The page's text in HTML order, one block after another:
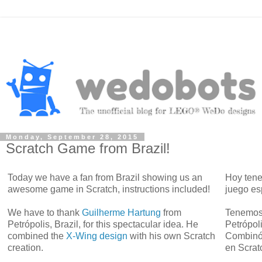
Monday, September 28, 2015
Scratch Game from Brazil!
Today we have a fan from Brazil showing us an
awesome game in Scratch, instructions included!
We have to thank Guilherme Hartung from
Petrópolis, Brazil, for this spectacular idea. He
combined the X-Wing design with his own Scratch
creation.
Hoy
juego
en